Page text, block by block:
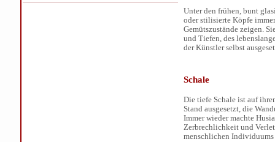
Unter den frühen, bunt
oder stilisierte Köpfe
Gemütszustände zeigen.
und Tiefen, des
der Künstler selbst
Schale
Die tiefe Schale ist auf
Stand ausgesetzt, die
Immer wieder machte
Zerbrechlichkeit und
menschlichen Individuums